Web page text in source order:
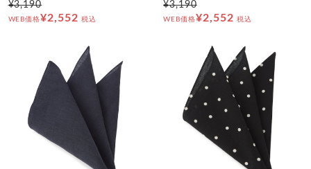
¥3,190
WEB価格¥2,552 税込
¥3,190
WEB価格¥2,552 税込